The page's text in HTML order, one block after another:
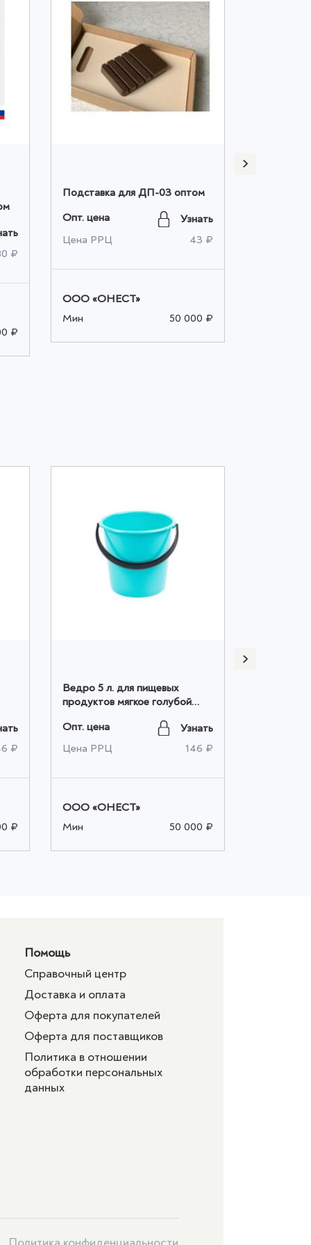
₽
₽
Подставка для ДП-03 оптом
Опт. цена
Узнать
Цена РРЦ
43 ₽
ООО «ОНЕСТ»
Мин
50 000 ₽
₽
₽
Ведро 5 л. для пищевых
продуктов мягкое голубой
Опт. цена
Узнать
Цена РРЦ
146 ₽
ООО «ОНЕСТ»
Мин
50 000 ₽
Помощь
Справочный центр
Доставка и оплата
Оферта для покупателей
Оферта для поставщиков
Политика в отношении
обработки персональных
данных